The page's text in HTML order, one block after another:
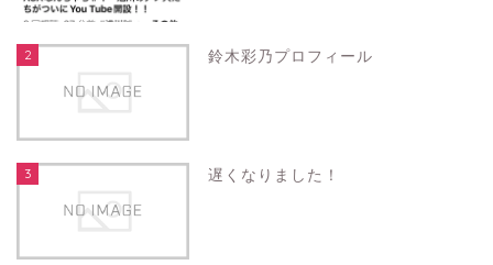
2 鈴木彩乃プロフィール
3 遅くなりました！